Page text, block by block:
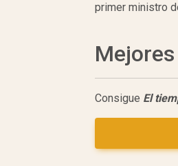
primer ministro
Consigue El